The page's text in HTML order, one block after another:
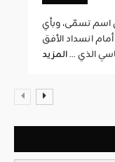
اسم تسمّى، وبأي
انسداد الأفق
الذي ...